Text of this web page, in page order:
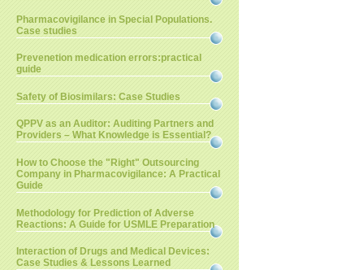
Pharmacovigilance in Special Populations.
Case studies
Prevenetion medication errors:practical
guide
Safety of Biosimilars: Case Studies
QPPV as an Auditor: Auditing Partners and
Providers – What Knowledge is Essential?
How to Choose the "Right" Outsourcing
Company in Pharmacovigilance: A Practical
Guide
Methodology for Prediction of Adverse
Reactions: A Guide for USMLE Preparation
Interaction of Drugs and Medical Devices:
Case Studies & Lessons Learned